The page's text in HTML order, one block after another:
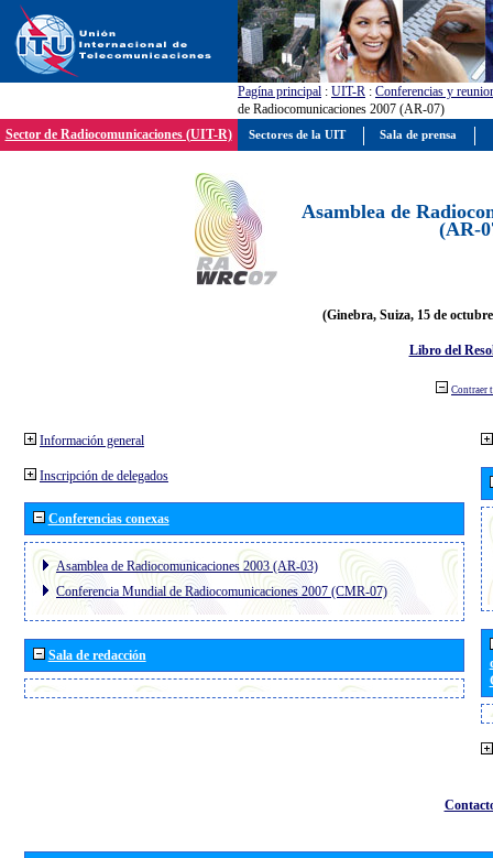
Pagína principal : UIT-R : Conferencias y
de Radiocomunicaciones 2007 (AR-07)
Sector de Radiocomunicaciones (UIT-R)
Asamblea de
(AR-
(Ginebra, Suiza, 15 de
Libro del
Contraer
Información general
Inscripción de delegados
Conferencias conexas
Asamblea de Radiocomunicaciones 2003 (AR-03)
Conferencia Mundial de Radiocomunicaciones 2007 (CMR-07)
Sala de redacción
Sectores de la UIT Sala de prensa